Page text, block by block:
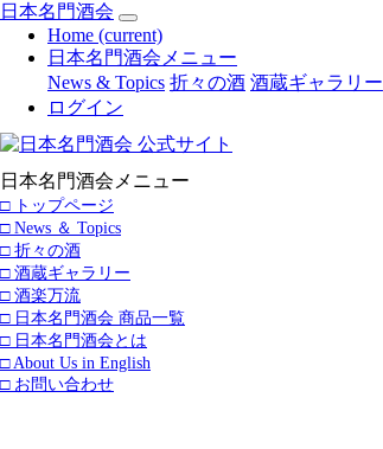
日本名門酒会
Home (current)
日本名門酒会メニュー
News & Topics 折々の酒 酒蔵ギャラリー
ログイン
日本名門酒会メニュー
□ トップページ
□ News ＆ Topics
□ 折々の酒
□ 酒蔵ギャラリー
□ 酒楽万流
□ 日本名門酒会 商品一覧
□ 日本名門酒会とは
□ About Us in English
□ お問い合わせ